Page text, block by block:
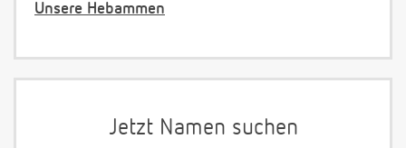
Unsere Hebammen
Jetzt Namen suchen